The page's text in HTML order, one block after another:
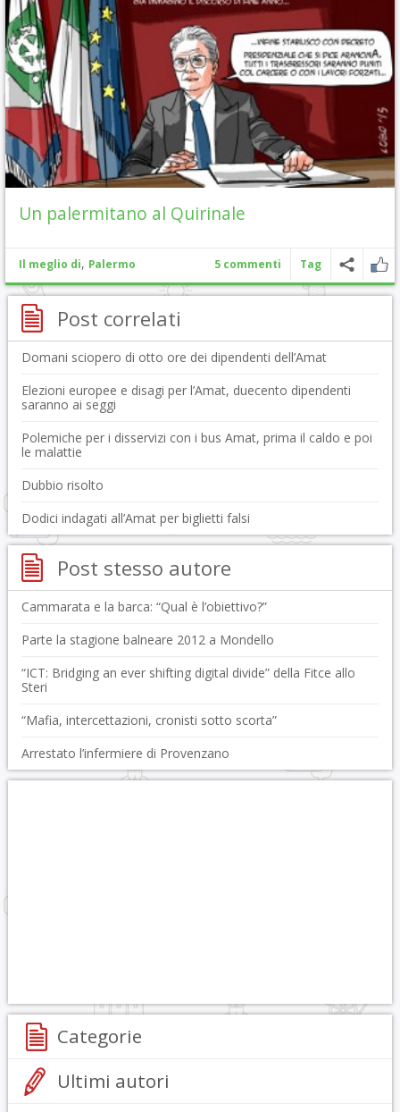
Un palermitano al Quirinale
Il meglio di, Palermo 5 commenti Tag
Post correlati
Domani sciopero di otto ore dei dipendenti dell’Amat
Elezioni europee e disagi per l’Amat, duecento dipendenti
saranno ai seggi
Polemiche per i disservizi con i bus Amat, prima il caldo e poi
le malattie
Dubbio risolto
Dodici indagati all’Amat per biglietti falsi
Post stesso autore
Cammarata e la barca: “Qual è l’obiettivo?”
Parte la stagione balneare 2012 a Mondello
“ICT: Bridging an ever shifting digital divide” della Fitce allo
Steri
“Mafia, intercettazioni, cronisti sotto scorta”
Arrestato l’infermiere di Provenzano
Categorie
Ultimi autori